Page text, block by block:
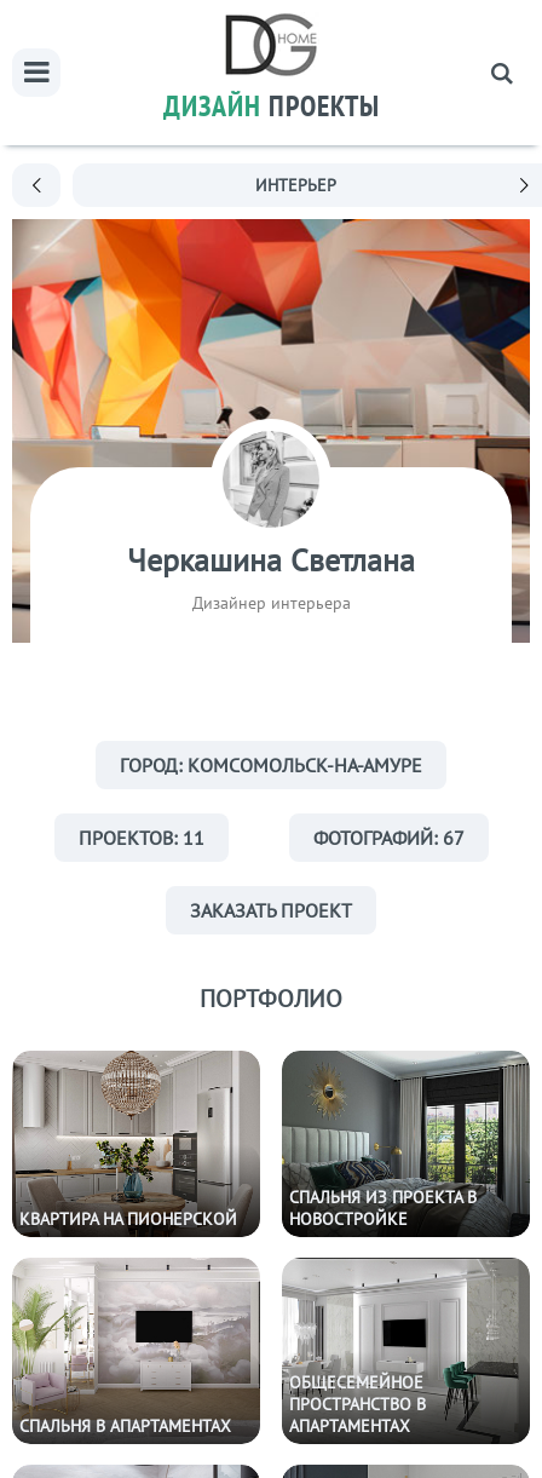
ДИЗАЙН ПРОЕКТЫ
ИНТЕРЬЕР
Черкашина Светлана
Дизайнер интерьера
ГОРОД: КОМСОМОЛЬСК-НА-АМУРЕ
ПРОЕКТОВ: 11 ФОТОГРАФИЙ: 67
ЗАКАЗАТЬ ПРОЕКТ
ПОРТФОЛИО
КВАРТИРА НА ПИОНЕРСКОЙ
СПАЛЬНЯ ИЗ ПРОЕКТА В
НОВОСТРОЙКЕ
СПАЛЬНЯ В АПАРТАМЕНТАХ
ОБЩЕСЕМЕЙНОЕ
ПРОСТРАНСТВО В
АПАРТАМЕНТАХ